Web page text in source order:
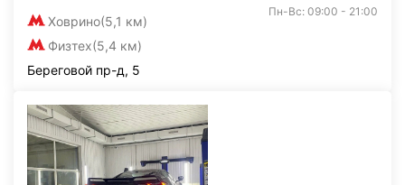
Ховрино(5,1 км)
Физтех(5,4 км)
Пн-Вс: 09:00 - 21:00
Береговой пр-д, 5